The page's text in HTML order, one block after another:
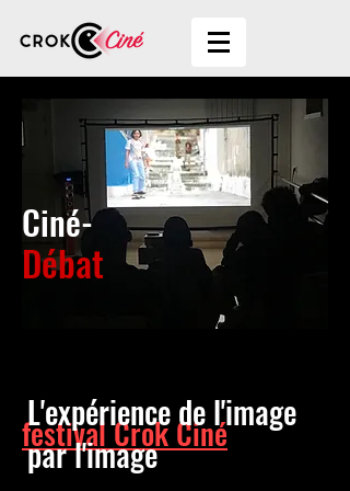
Ciné-
Débat
festival Crok Ciné
L'expérience de l'image
par l'image